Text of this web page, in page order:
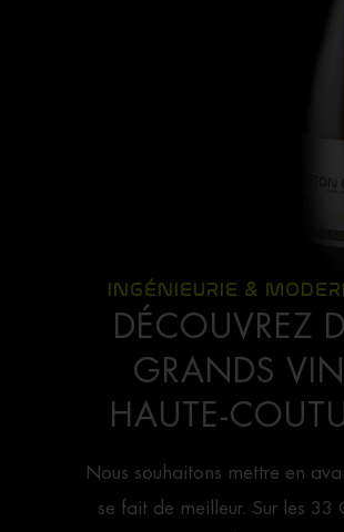
INGÉNIEURIE &
DÉCOUVREZ
GRANDS
HAUTE-
Nous souhaitons mettre en
se fait de meilleur. Sur les 33